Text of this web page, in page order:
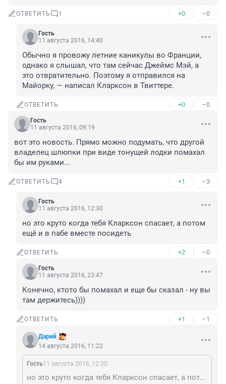
ОТВЕТИТЬ 1 +0 –0
Гость
11 августа 2016, 14:40
Обычно я провожу летние каникулы во Франции,
однако я слышал, что там сейчас Джеймс Мэй, а
это отвратительно. Поэтому я отправился на
Майорку, — написал Кларксон в Твиттере.
ОТВЕТИТЬ +0 –0
Гость
11 августа 2016, 09:19
вот это новость. Прямо можно подумать, что другой
владелец шлюпки при виде тонущей лодки помахал
бы им руками...
ОТВЕТИТЬ 4 +1 –3
Гость
11 августа 2016, 12:30
но это круто когда тебя Кларксон спасает, а потом
ещё и в пабе вместе посидеть
ОТВЕТИТЬ +2 –0
Гость
11 августа 2016, 23:47
Конечно, ктото бы помахал и еще бы сказал - ну вы
там держитесь))))
ОТВЕТИТЬ +1 –1
Дарий
14 августа 2016, 11:22
Гость11 августа 2016, 12:30
но это круто когда тебя Кларксон спасает, а потом ещё и в пабе вместе посидеть